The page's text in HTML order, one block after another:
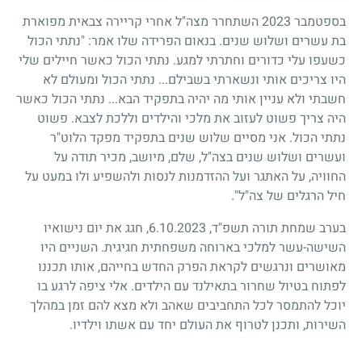
בספטמבר 2023 השתחרר מצה"ל אחרי קריירה צבאית מפוארת
בת עשרים ושלוש שנים. בנאום הפרידה שלו אמר: "נתתי הכול
כשעפו עלי כדורים וחתרתי למגע. נתתי הכול כאשר חיילים שלי
היו צריכים אותי ונשארתי בשבילם... נתתי הכול ומעולם לא
חשבתי ולא עניין אותי מה יהיה בתפקיד הבא... נתתי הכול כאשר
היה צריך פשוט לעזוב את מלכי והילדים וללכת לצבא. פשוט
נתתי הכול. אני מסיים שלוש שנים בתפקיד מפקד הלוט"ר
ועשרים ושלוש שנים בצה"ל, שלם, מיושב, מכיר תודה על
החוויה, על האתגר ועל ההזדמנות לנסות ולהשפיע ולו במעט על
חיל הרגלים של צה"ל".
בערב שמחת תורה תשפ"ד, 6.10.2023, חגג את יום נישואיו
השישה-עשר למלכי בארוחה משפחתית חגיגית. השניים היו
מאושרים ונרגשים לקראת הפרק החדש בחייהם, אותו תכננו
לפתוח בטיול שחרור בתאילנד עם הילדים. אלי ציפה לרגע בו
יוכל להתמסר לכל התחביבים שאהב ולא מצא להם זמן במהלך
השירות, ותכנן לטרוף את העולם יחד עם אשתו וילדיו.